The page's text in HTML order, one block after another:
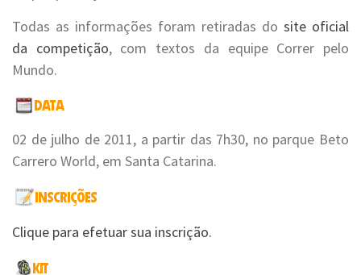
Todas as informações foram retiradas do site oficial
da competição, com textos da equipe Correr pelo
Mundo.
02 de julho de 2011, a partir das 7h30, no parque Beto
Carrero World, em Santa Catarina.
Clique para efetuar sua inscrição.